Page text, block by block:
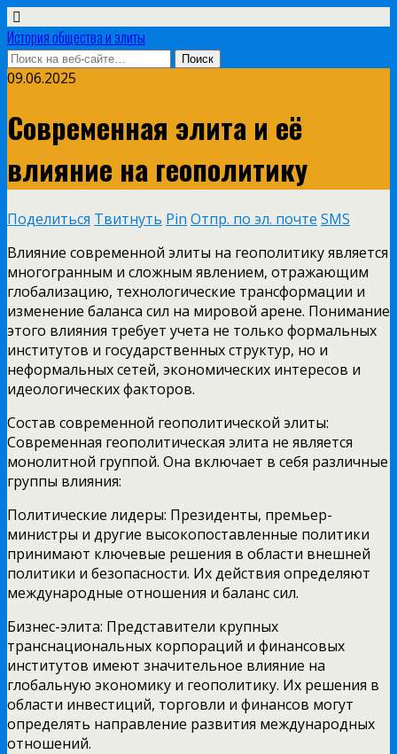
История общества и элиты
09.06.2025
Современная элита и её
влияние на геополитику
Поделиться Твитнуть Pin Отпр. по эл. почте SMS
Влияние современной элиты на геополитику является
многогранным и сложным явлением, отражающим
глобализацию, технологические трансформации и
изменение баланса сил на мировой арене. Понимание
этого влияния требует учета не только формальных
институтов и государственных структур, но и
неформальных сетей, экономических интересов и
идеологических факторов.
Состав современной геополитической элиты:
Современная геополитическая элита не является
монолитной группой. Она включает в себя различные
группы влияния:
Политические лидеры: Президенты, премьер-
министры и другие высокопоставленные политики
принимают ключевые решения в области внешней
политики и безопасности. Их действия определяют
международные отношения и баланс сил.
Бизнес-элита: Представители крупных
транснациональных корпораций и финансовых
институтов имеют значительное влияние на
глобальную экономику и геополитику. Их решения в
области инвестиций, торговли и финансов могут
определять направление развития международных
отношений.